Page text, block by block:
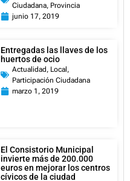
Ciudadana, Provincia
junio 17, 2019
Entregadas las llaves de los
huertos de ocio
Actualidad , Local ,
Participación Ciudadana
marzo 1, 2019
El Consistorio Municipal
invierte más de 200.000
euros en mejorar los centros
cívicos de la ciudad